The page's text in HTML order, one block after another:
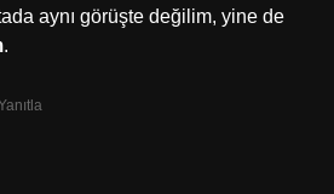
aynı görüşte değilim, yine de
.